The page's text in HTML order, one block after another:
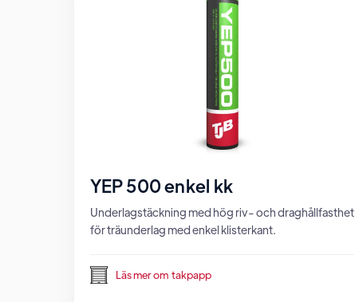
YEP 500 enkel kk
Underlagstäckning med hög riv- och draghållfasthet
för träunderlag med enkel klisterkant.
Läs mer om takpapp